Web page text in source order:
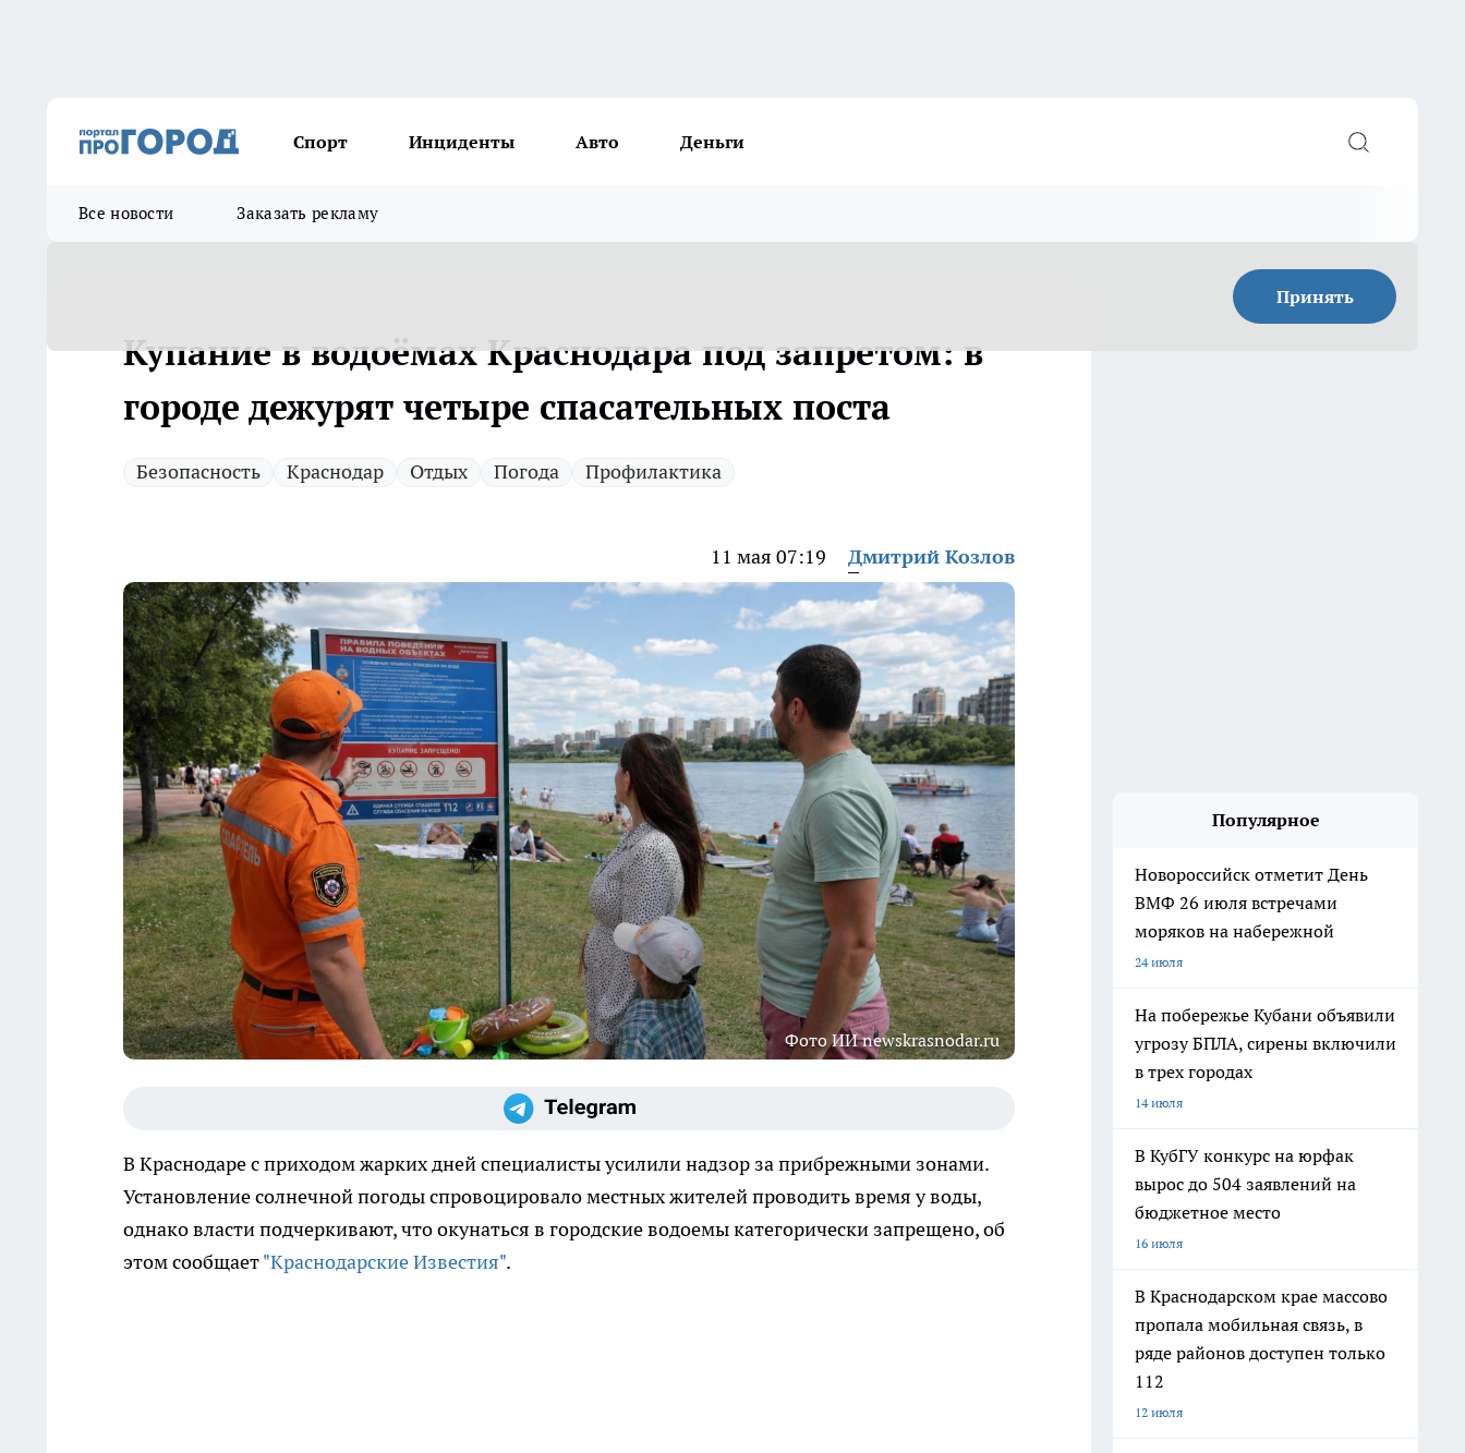
Спорт Инциденты Авто Деньги
Все новости Заказать рекламу
Принять
Купание в водоёмах Краснодара под запретом: в
городе дежурят четыре спасательных поста
Безопасность Краснодар Отдых Погода Профилактика
11 мая 07:19 Дмитрий Козлов
Фото ИИ newskrasnodar.ru
В Краснодаре с приходом жарких дней специалисты усилили надзор за прибрежными зонами.
Установление солнечной погоды спровоцировало местных жителей проводить время у воды,
однако власти подчеркивают, что окунаться в городские водоемы категорически запрещено, об
этом сообщает"Краснодарские Известия".
Популярное
Новороссийск отметит День
ВМФ 26 июля встречами
моряков на набережной
24 июля
На побережье Кубани объявили
угрозу БПЛА, сирены включили
в трех городах
14 июля
В КубГУ конкурс на юрфак
вырос до 504 заявлений на
бюджетное место
16 июля
В Краснодарском крае массово
пропала мобильная связь, в
ряде районов доступен только
112
12 июля